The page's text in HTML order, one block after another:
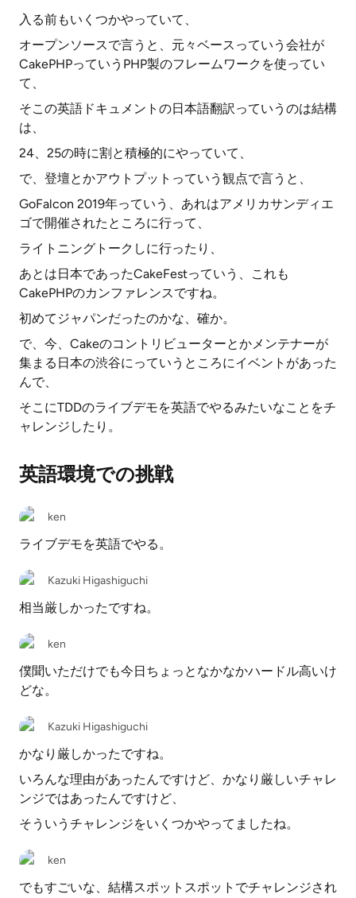
入る前もいくつかやっていて、
オープンソースで言うと、元々ベースっていう会社が
CakePHPっていうPHP製のフレームワークを使ってい
て、
そこの英語ドキュメントの日本語翻訳っていうのは結構
は、
24、25の時に割と積極的にやっていて、
で、登壇とかアウトプットっていう観点で言うと、
GoFalcon 2019年っていう、あれはアメリカサンディエ
ゴで開催されたところに行って、
ライトニングトークしに行ったり、
あとは日本であったCakeFestっていう、これも
CakePHPのカンファレンスですね。
初めてジャパンだったのかな、確か。
で、今、Cakeのコントリビューターとかメンテナーが
集まる日本の渋谷にっていうところにイベントがあった
んで、
そこにTDDのライブデモを英語でやるみたいなことをチ
ャレンジしたり。
英語環境での挑戦
ken
ライブデモを英語でやる。
Kazuki Higashiguchi
相当厳しかったですね。
ken
僕聞いただけでも今日ちょっとなかなかハードル高いけ
どな。
Kazuki Higashiguchi
かなり厳しかったですね。
いろんな理由があったんですけど、かなり厳しいチャレ
ンジではあったんですけど、
そういうチャレンジをいくつかやってましたね。
ken
でもすごいな、結構スポットスポットでチャレンジされ